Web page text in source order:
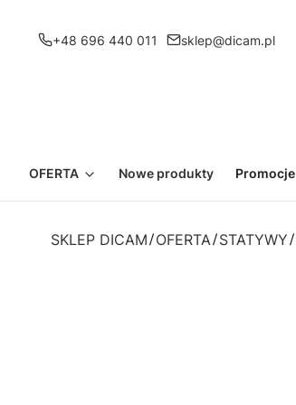
+48 696 440 011 sklep@dicam.pl
OFERTA Nowe produkty Promocje
SKLEP DICAM OFERTA STATYWY